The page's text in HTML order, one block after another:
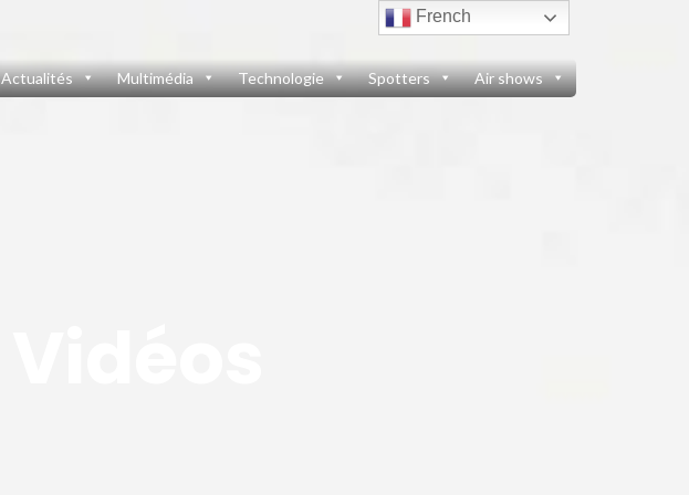
Actualités Multimédia Technologie Spotters Air shows
French